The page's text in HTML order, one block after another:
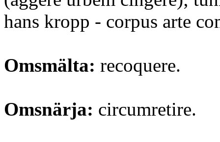
hans kropp - corpus arte
Omsmälta: recoquere.
Omsnärja: circumretire.